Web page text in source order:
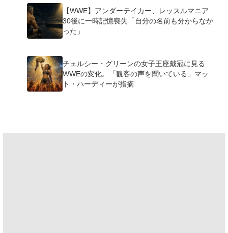
【WWE】アンダーテイカー、レッスルマニア
30後に一時記憶喪失「自分の名前も分からなか
った」
チェルシー・グリーンの女子王座戴冠に見る
WWEの変化。「観客の声を聞いている」マッ
ト・ハーディーが指摘